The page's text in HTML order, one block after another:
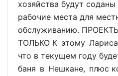
хозяйства будут
рабочие места для
обслуживанию.
ТОЛЬКО К этому
что в текущем году
баня в Нешкане, плюс